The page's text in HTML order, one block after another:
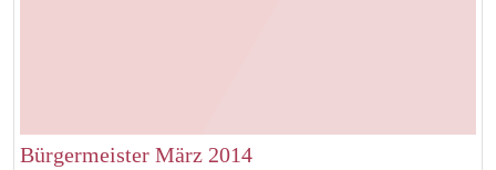
Bürgermeister März 2014